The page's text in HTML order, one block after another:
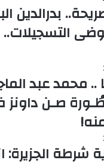
بدرالدين
التسجيلات..
.. محمد عبد
صـن
شرطة الجزيرة: